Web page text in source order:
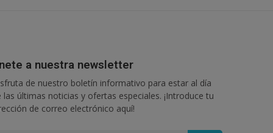
a nuestra newsletter
de nuestro boletín informativo para estar al día
las últimas noticias y ofertas especiales. ¡Introduce tu
de correo electrónico aquí!